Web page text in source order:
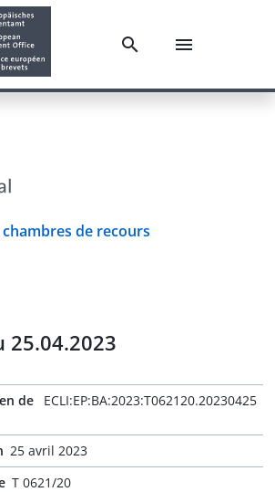
de recours
25.04.2023
de
ECLI:EP:BA:2023:T062120.20230425
25 avril 2023
T 0621/20